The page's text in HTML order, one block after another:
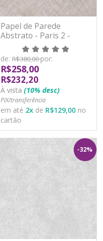
Papel de Parede
Abstrato - Paris 2 -
PA101403R - Vinílico -
TNT
de: R$380,00por:
R$258,00
R$232,20
À vista (10% desc)
PIX/transferência
em até 2x de R$129,00 no
cartão
-32%